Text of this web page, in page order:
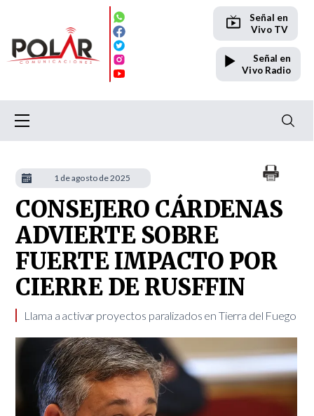
Señal en
Vivo TV
Señal en
Vivo Radio
CONSEJERO CÁRDENAS
ADVIERTE SOBRE
FUERTE IMPACTO POR
CIERRE DE RUSFFIN
​Llama a activar proyectos paralizados en Tierra del Fuego
1 de agosto de 2025